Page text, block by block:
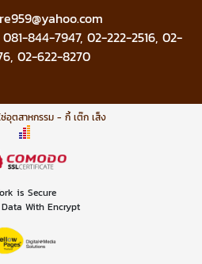
081-844-7947, 02-222-2516, 02-
, 02-622-8270
ซ่อุตสาหกรรม - กี้ เต๊ก เส็ง
is Secure
With Encrypt